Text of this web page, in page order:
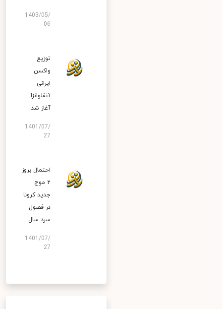
1403/05/
06
توزیع
واکسن
ایرانی
آنفلوانزا
آغاز شد
1401/07/
27
احتمال بروز
۲ موج
جدید کرونا
در فصول
سرد سال
1401/07/
27